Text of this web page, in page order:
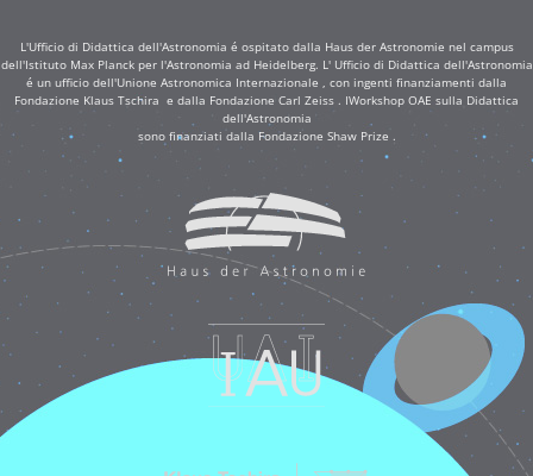
L'Ufficio di Didattica dell'Astronomia é ospitato dalla Haus der Astronomie nel campus
dell'Istituto Max Planck per l'Astronomia ad Heidelberg. L' Ufficio di Didattica dell'Astronomia
é un ufficio dell'Unione Astronomica Internazionale , con ingenti finanziamenti dalla
Fondazione Klaus Tschira e dalla Fondazione Carl Zeiss . IWorkshop OAE sulla Didattica
dell'Astronomia
sono finanziati dalla Fondazione Shaw Prize .